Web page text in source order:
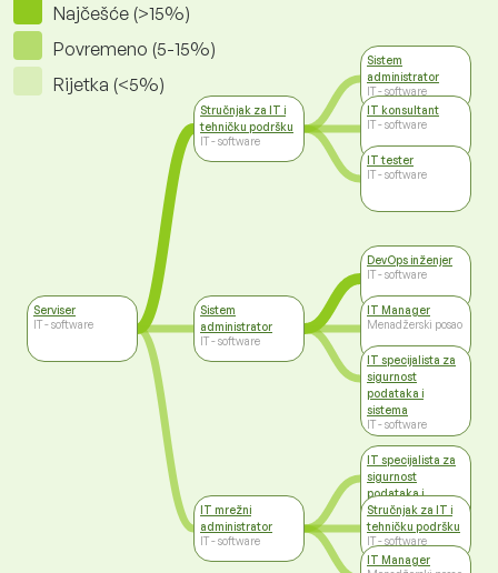
Najčešće (>15%)
Povremeno (5-15%)
Rijetka (<5%)
Serviser
IT - software
Stručnjak za IT i
tehničku podršku
IT - software
Sistem
administrator
IT - software
IT mrežni
administrator
IT - software
Sistem
administrator
IT - software
IT konsultant
IT - software
IT tester
IT - software
DevOps inženjer
IT - software
IT Manager
Menadžerski posao
IT specijalista za
sigurnost
podataka i
sistema
IT - software
IT specijalista za
sigurnost
podataka i
sistema
IT - software
Stručnjak za IT i
tehničku podršku
IT - software
IT Manager